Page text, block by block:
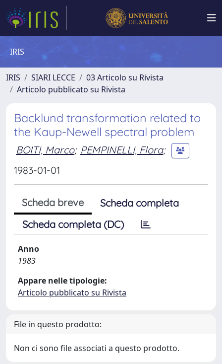
IRIS
IRIS SIARI LECCE
03 Articolo su Rivista
Articolo pubblicato su Rivista
Backlund transformation related to
the Kaup-Newell spectral problem
BOITI, Marco; PEMPINELLI, Flora;
1983-01-01
Scheda breve
Scheda completa
Scheda completa (DC)
Anno
1983
Appare nelle tipologie:
Articolo pubblicato su Rivista
File in questo prodotto:
Non ci sono file associati a questo prodotto.